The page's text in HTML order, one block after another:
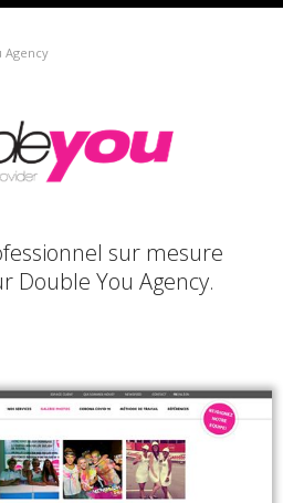
Agency
sur mesure
Double You Agency.